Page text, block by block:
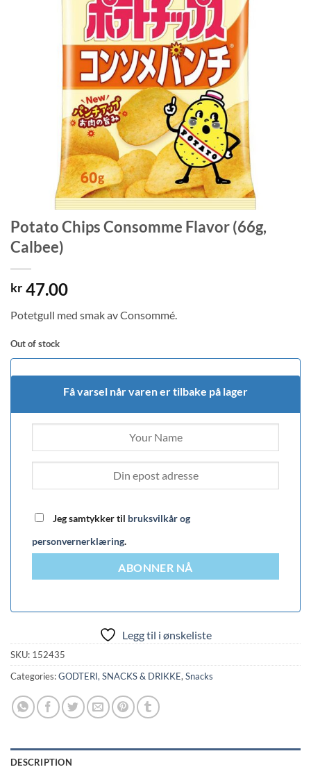
Potato Chips Consomme Flavor (66g,
Calbee)
kr 47.00
Potetgull med smak av Consommé.
Out of stock
Få varsel når varen er tilbake på lager
Jeg samtykker til bruksvilkår og
personvernerklæring.
ABONNER NÅ
Legg til i ønskeliste
SKU: 152435
Categories:GODTERI, SNACKS & DRIKKE, Snacks
DESCRIPTION